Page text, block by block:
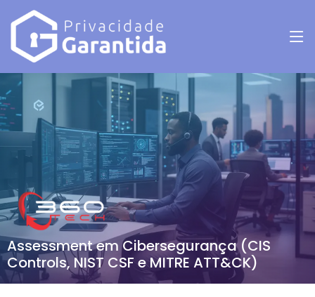
Assessment em Cibersegurança (CIS
Controls, NIST CSF e MITRE ATT&CK)